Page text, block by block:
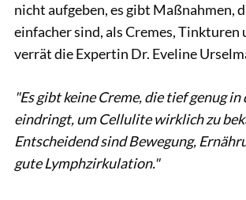
nicht aufgeben, es gibt Maßnahmen,
einfacher sind, als Cremes, Tinkturen
verrät die Expertin Dr. Eveline
"Es gibt keine Creme, die tief genug
eindringt, um Cellulite wirklich zu
Entscheidend sind Bewegung,
gute Lymphzirkulation."